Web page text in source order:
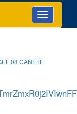
Toggle
navigation
08 CAÑETE